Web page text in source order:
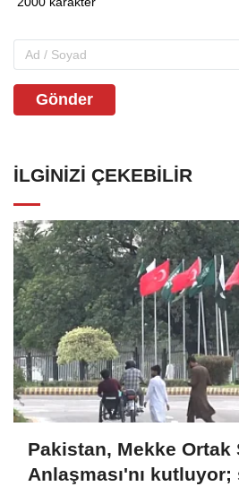
Gönder
İLGINIZI ÇEKEBILIR
Pakistan, Mekke Ortak
Anlaşması'nı